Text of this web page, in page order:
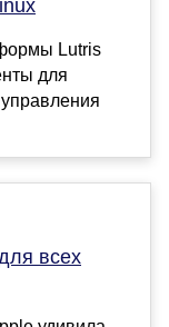
Lutris
для
всех